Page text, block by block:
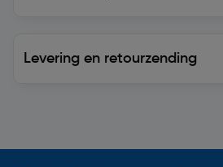
Levering en retourzending